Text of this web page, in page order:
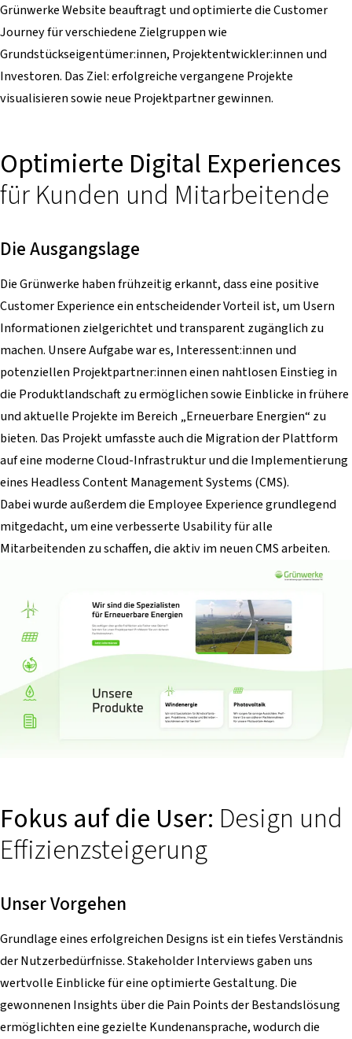
Grünwerke Website beauftragt und optimierte die Customer
Journey für verschiedene Zielgruppen wie
Grundstückseigentümer:innen, Projektentwickler:innen und
Investoren. Das Ziel: erfolgreiche vergangene Projekte
visualisieren sowie neue Projektpartner gewinnen.
Optimierte Digital Experiences
für Kunden und Mitarbeitende
Die Ausgangslage
DieGrünwerke haben frühzeitig erkannt, dass eine positive
Customer Experience ein entscheidender Vorteil ist, um Usern
Informationen zielgerichtet und transparent zugänglich zu
machen. Unsere Aufgabe war es, Interessent:innen und
potenziellen Projektpartner:innen einen nahtlosen Einstieg in
die Produktlandschaft zu ermöglichen sowie Einblicke in frühere
und aktuelle Projekte im Bereich „Erneuerbare Energien“ zu
bieten. Das Projekt umfasste auch die Migration der Plattform
auf eine moderne Cloud-Infrastruktur und die Implementierung
eines Headless Content Management Systems (CMS).
Dabei wurde außerdem die Employee Experience grundlegend
mitgedacht, um eine verbesserte Usability für alle
Mitarbeitenden zu schaffen, die aktiv im neuen CMS arbeiten.
Fokus auf die User: Design und
Effizienzsteigerung
Unser Vorgehen
Grundlage eines erfolgreichen Designs ist ein tiefes Verständnis
der Nutzerbedürfnisse. Stakeholder Interviews gaben uns
wertvolle Einblicke für eine optimierte Gestaltung. Die
gewonnenen Insights über die Pain Points der Bestandslösung
ermöglichten eine gezielte Kundenansprache, wodurch die